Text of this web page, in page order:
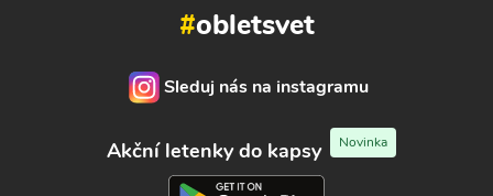
#obletsvet
Sleduj nás na instagramu
Akční letenky do kapsy Novinka